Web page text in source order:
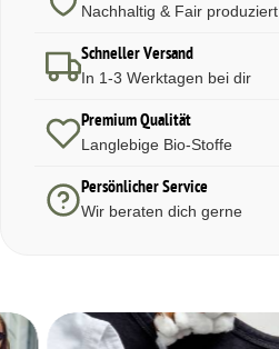
Nachhaltig & Fair produziert
Schneller Versand
In 1-3 Werktagen bei dir
Premium Qualität
Langlebige Bio-Stoffe
Persönlicher Service
Wir beraten dich gerne